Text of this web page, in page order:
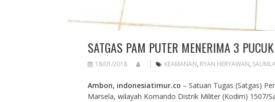
SATGAS PAM PUTER MENERIMA 3
18/01/2018 KEAMANAN, RYAN HERYAWAN,
Ambon, indonesiatimur.co – Satuan Tugas (Satgas)
Marsela, wilayah Komando Distrik Militer (Kodim) 1507/